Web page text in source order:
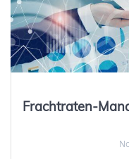
Frachtraten-